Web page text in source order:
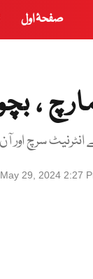
صفحۂ اول
، بچوں
سرچ اور آن
May 29, 2024 2:27